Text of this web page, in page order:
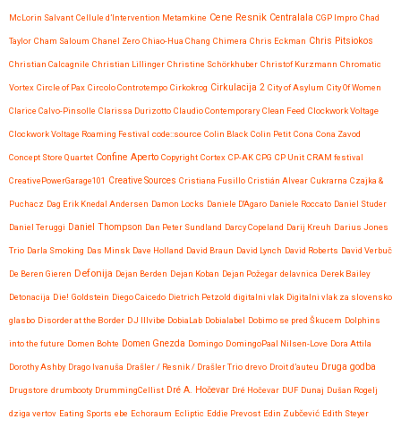
McLorin Salvant Cellule d’Intervention Metamkine Cene Resnik Centralala CGP Impro Chad
Taylor Cham Saloum Chanel Zero Chiao-Hua Chang Chimera Chris Eckman Chris Pitsiokos
Christian Calcagnile Christian Lillinger Christine Schörkhuber Christof Kurzmann Chromatic
Vortex Circle of Pax Circolo Controtempo Cirkokrog Cirkulacija 2 City of Asylum City Of Women
Clarice Calvo-Pinsolle Clarissa Durizotto Claudio Contemporary Clean Feed Clockwork Voltage
Clockwork Voltage Roaming Festival code::source Colin Black Colin Petit Cona Cona Zavod
Concept Store Quartet Confine Aperto Copyright Cortex CP-AK CPG CP Unit CRAM festival
CreativePowerGarage101 Creative Sources Cristiana Fusillo Cristián Alvear Cukrarna Czajka &
Puchacz Dag Erik Knedal Andersen Damon Locks Daniele D'Agaro Daniele Roccato Daniel Studer
Daniel Teruggi Daniel Thompson Dan Peter Sundland Darcy Copeland Darij Kreuh Darius Jones
Trio Darla Smoking Das Minsk Dave Holland David Braun David Lynch David Roberts David Verbuč
De Beren Gieren Defonija Dejan Berden Dejan Koban Dejan Požegar delavnica Derek Bailey
Detonacija Die! Goldstein Diego Caicedo Dietrich Petzold digitalni vlak Digitalni vlak za slovensko
glasbo Disorder at the Border DJ Illvibe DobiaLab Dobialabel Dobimo se pred Škucem Dolphins
into the future Domen Bohte Domen Gnezda Domingo DomingoPaal Nilsen-Love Dora Attila
Dorothy Ashby Drago Ivanuša Drašler / Resnik / Drašler Trio drevo Droit d’auteu Druga godba
Drugstore drumbooty DrummingCellist Dré A. Hočevar Dré Hočevar DUF Dunaj Dušan Rogelj
dziga vertov Eating Sports ebe Echoraum Ecliptic Eddie Prevost Edin Zubčević Edith Steyer